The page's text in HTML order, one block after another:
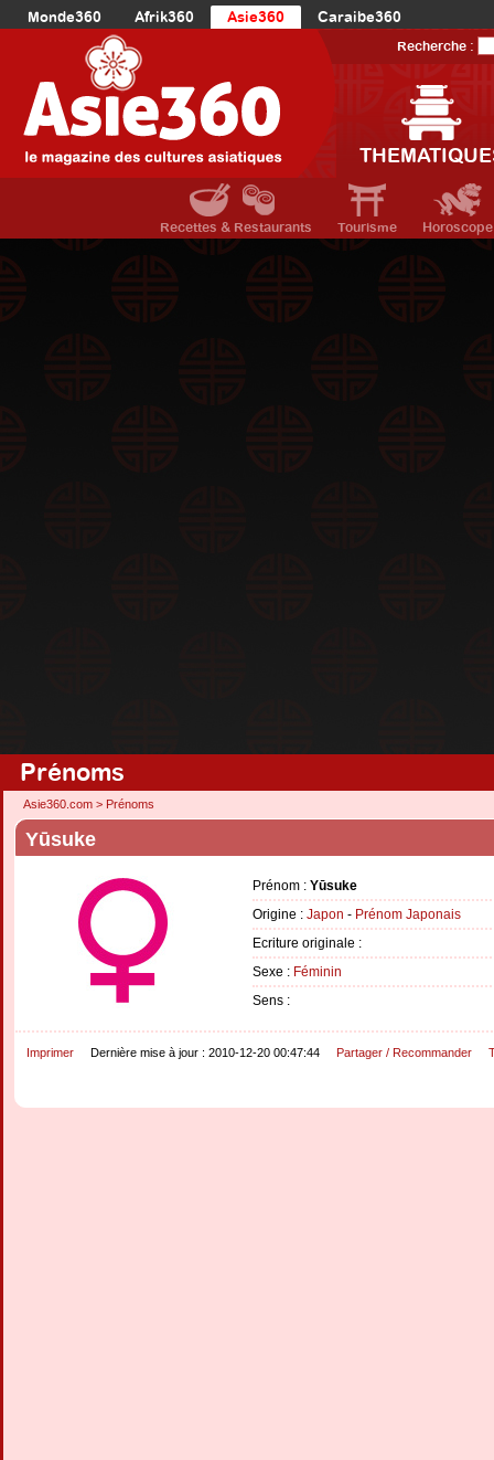
Monde360 Afrik360 Asie360
Caraibe360
Europe360
AmériqueDuNord360
Océanie360
Recherche :
Recettes & Restaurants Tourisme Horoscope
Prénoms
Asie360.com > Prénoms
Yūsuke
Prénom : Yūsuke
Origine : Japon - Prénom Japonais
Ecriture originale :
Sexe : Féminin
Sens :
Imprimer Dernière mise à jour : 2010-12-20 00:47:44 Partager / Recommander